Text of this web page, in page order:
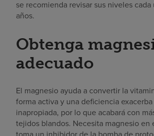
se recomienda revisar sus niveles
años.
Obtenga
adecuado
El magnesio ayuda a convertir la
forma activa y una deficiencia
inapropiada, por lo que acabará con
tejidos blandos. Necesita magnesio en